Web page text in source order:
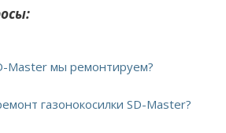
Master мы ремонтируем?
газонокосилки SD-Master?